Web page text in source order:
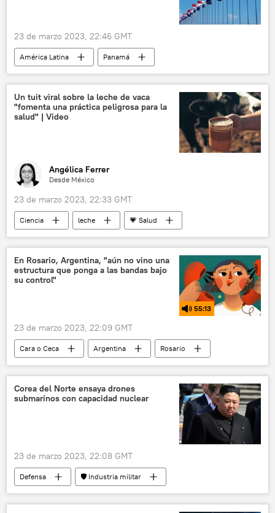
23 de marzo 2023, 22:46 GMT
América Latina
Panamá
📈 Mercados y finanzas
Laurentino Cortizo
EEUU
Washington
tratados
comercio
Un tuit viral sobre la leche de vaca
"fomenta una práctica peligrosa para la
salud" | Video
Angélica Ferrer
Desde México
23 de marzo 2023, 22:33 GMT
Ciencia leche
💗 Salud
enfermedad
higiene
México
sociedad
verduras
comida
comida saludable
comida basura
Universidad Nacional Autónoma de México (UNAM)
carne
En Rosario, Argentina, "aún no vino una
estructura que ponga a las bandas bajo
su control"
55:13
23 de marzo 2023, 22:09 GMT
Cara o Ceca Argentina
Rosario
seguridad
sociedad
narcotráfico
Corea del Norte ensaya drones
submarinos con capacidad nuclear
23 de marzo 2023, 22:08 GMT
Defensa
🛡️ Industria militar
Corea del Norte
Kim Jong-un